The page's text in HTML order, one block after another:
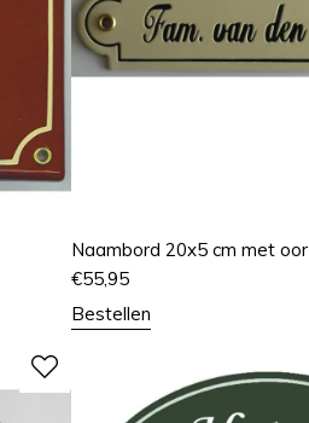
Naambord 20x5 cm met oor
€55,95
Bestellen